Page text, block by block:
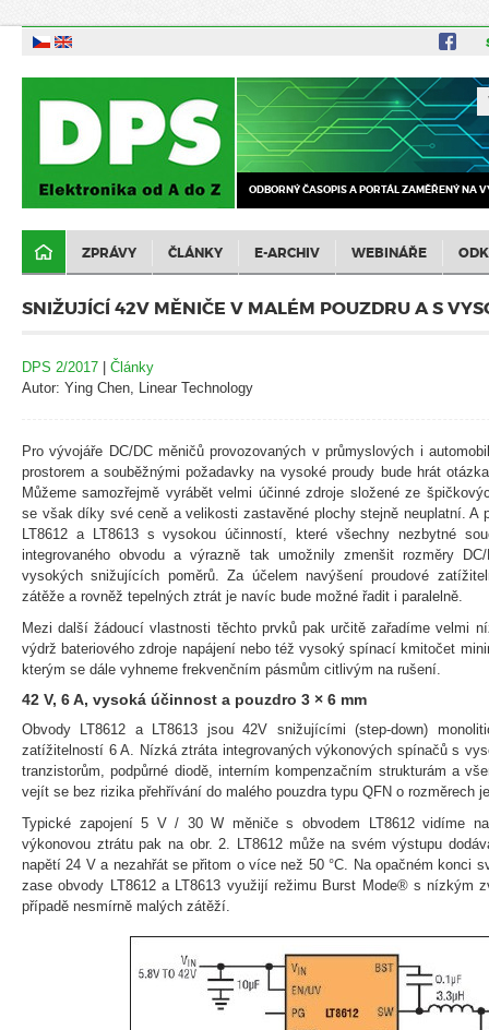
ODBORNÝ ČASOPIS A PORTÁL ZAMĚŘENÝ NA
ZPRÁVY ČLÁNKY E-ARCHIV WEBINÁŘE
SNIŽUJÍCÍ 42V MĚNIČE V MALÉM POUZDRU A S
DPS 2/2017 | Články
Autor: Ying Chen, Linear Technology
Pro vývojáře DC/DC měničů provozovaných v průmyslových i
prostorem a souběžnými požadavky na vysoké proudy bude hrát
Můžeme samozřejmě vyrábět velmi účinné zdroje složené ze
se však díky své ceně a velikosti zastavěné plochy stejně neuplatní. A
LT8612 a LT8613 s vysokou účinností, které všechny nezbytné
integrovaného obvodu a výrazně tak umožnily zmenšit rozměry
vysokých snižujících poměrů. Za účelem navýšení proudové
zátěže a rovněž tepelných ztrát je navíc bude možné řadit i paralelně.
Mezi další žádoucí vlastnosti těchto prvků pak určitě zařadíme velmi
výdrž bateriového zdroje napájení nebo též vysoký spínací kmitočet
kterým se dále vyhneme frekvenčním pásmům citlivým na rušení.
42 V, 6 A, vysoká účinnost a pouzdro 3 × 6 mm
Obvody LT8612 a LT8613 jsou 42V snižujícími (step-down)
zatížitelností 6 A. Nízká ztráta integrovaných výkonových spínačů s
tranzistorům, podpůrné diodě, interním kompenzačním strukturám a
vejít se bez rizika přehřívání do malého pouzdra typu QFN o rozměrech
Typické zapojení 5 V / 30 W měniče s obvodem LT8612 vidíme
výkonovou ztrátu pak na obr. 2. LT8612 může na svém výstupu
napětí 24 V a nezahřát se přitom o více než 50 °C. Na opačném konci
zase obvody LT8612 a LT8613 využijí režimu Burst Mode® s nízkým
případě nesmírně malých zátěží.